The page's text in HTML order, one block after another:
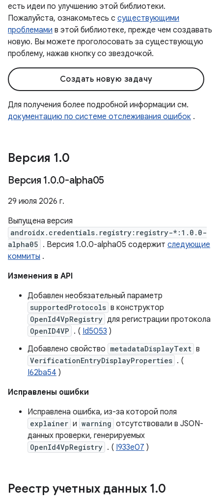
есть идеи по улучшению этой библиотеки.
Пожалуйста, ознакомьтесь с существующими
проблемами в этой библиотеке, прежде чем создавать
новую. Вы можете проголосовать за существующую
проблему, нажав кнопку со звездочкой.
Создать новую задачу
Для получения более подробной информации см.
документацию по системе отслеживания ошибок .
Версия 1.0
Версия 1.0.0-alpha05
29 июля 2026 г.
Выпущена версия
androidx.credentials.registry:registry-*:1.0.0-
alpha05 . Версия 1.0.0-alpha05 содержит следующие
коммиты .
Изменения в API
Добавлен необязательный параметр
supportedProtocols в конструктор
OpenId4VpRegistry для регистрации протокола
OpenID4VP . ( Id5053 )
Добавлено свойство metadataDisplayText в
VerificationEntryDisplayProperties . (
I62ba54 )
Исправлены ошибки
Исправлена ​​ошибка, из-за которой поля
explainer и warning отсутствовали в JSON-
данных проверки, генерируемых
OpenId4VpRegistry . ( I933e07 )
Реестр учетных данных 1.0